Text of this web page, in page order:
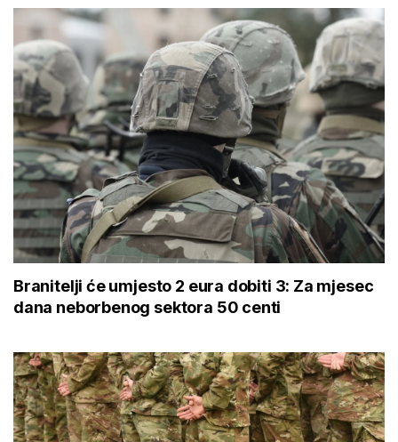
Branitelji će umjesto 2 eura dobiti 3: Za mjesec
dana neborbenog sektora 50 centi